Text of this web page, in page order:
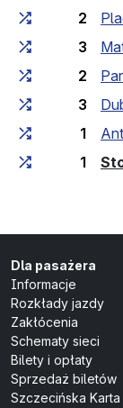
2
3
2
3
1
1
Dla pasażera
Informacje
Rozkłady jazdy
Zakłócenia
Schematy sieci
Bilety i opłaty
Sprzedaż biletów
Szczecińska